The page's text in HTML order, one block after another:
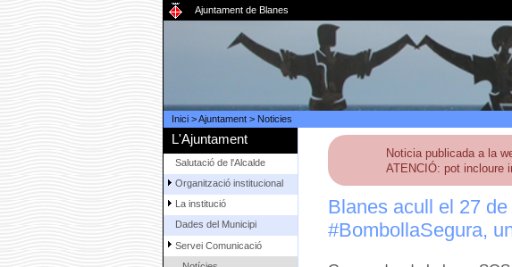
Ajuntament de Blanes
Inici>Ajuntament> Noticies
L'Ajuntament
Salutació de l'Alcalde
Organització institucional
La institució
Dades del Municipi
Servei Comunicació
Noticia publicada a la
ATENCIÓ: pot incloure
Blanes acull el 27 de
#BombollaSegura,